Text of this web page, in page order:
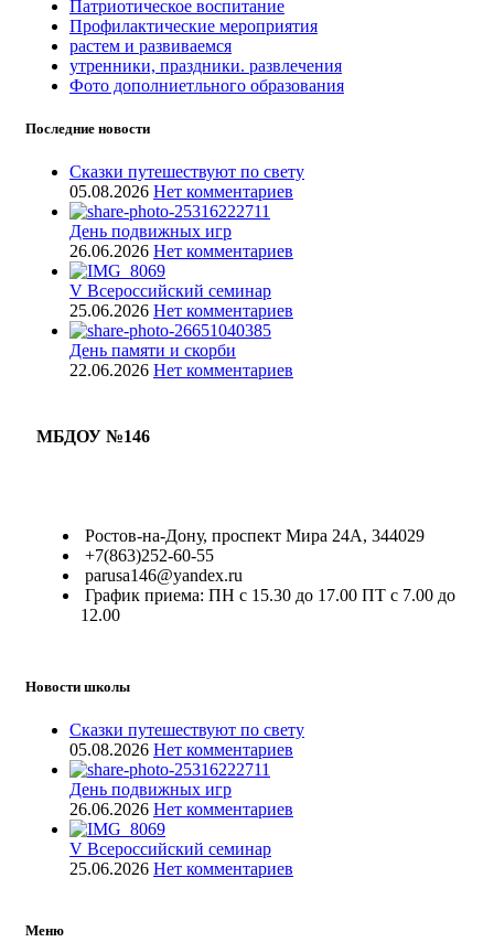
Патриотическое воспитание
Профилактические мероприятия
растем и развиваемся
утренники, праздники. развлечения
Фото дополниетльного образования
Последние новости
Сказки путешествуют по свету
05.08.2026 Нет комментариев
День подвижных игр
26.06.2026 Нет комментариев
V Всероссийский семинар
25.06.2026 Нет комментариев
День памяти и скорби
22.06.2026 Нет комментариев
МБДОУ №146
Ростов-на-Дону, проспект Мира 24А, 344029
+7(863)252-60-55
parusa146@yandex.ru
График приема: ПН с 15.30 до 17.00 ПТ с 7.00 до
12.00
Новости школы
Сказки путешествуют по свету
05.08.2026 Нет комментариев
День подвижных игр
26.06.2026 Нет комментариев
V Всероссийский семинар
25.06.2026 Нет комментариев
Меню